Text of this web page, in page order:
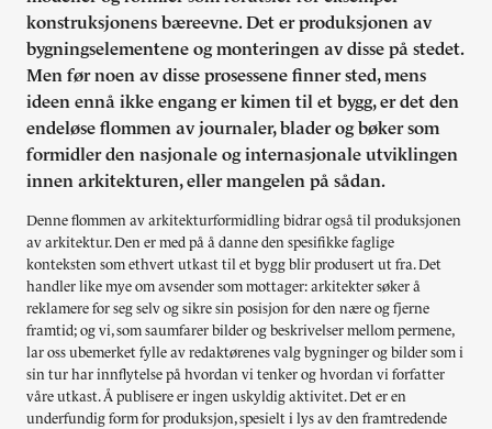
konstruksjonens bæreevne. Det er produksjonen av
bygningselementene og monteringen av disse på stedet.
Men før noen av disse prosessene finner sted, mens
ideen ennå ikke engang er kimen til et bygg, er det den
endeløse flommen av journaler, blader og bøker som
formidler den nasjonale og internasjonale utviklingen
innen arkitekturen, eller mangelen på sådan.
Denne flommen av arkitekturformidling bidrar også til produksjonen
av arkitektur. Den er med på å danne den spesifikke faglige
konteksten som ethvert utkast til et bygg blir produsert ut fra. Det
handler like mye om avsender som mottager: arkitekter søker å
reklamere for seg selv og sikre sin posisjon for den nære og fjerne
framtid; og vi, som saumfarer bilder og beskrivelser mellom permene,
lar oss ubemerket fylle av redaktørenes valg bygninger og bilder som i
sin tur har innflytelse på hvordan vi tenker og hvordan vi forfatter
våre utkast. Å publisere er ingen uskyldig aktivitet. Det er en
underfundig form for produksjon, spesielt i lys av den framtredende